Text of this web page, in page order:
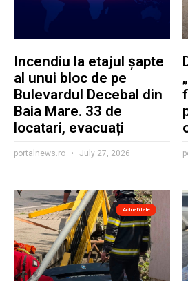
Incendiu la etajul șapte
al unui bloc de pe
Bulevardul Decebal din
Baia Mare. 33 de
locatari, evacuați
portalnews.ro July 27, 2026
Actualitate